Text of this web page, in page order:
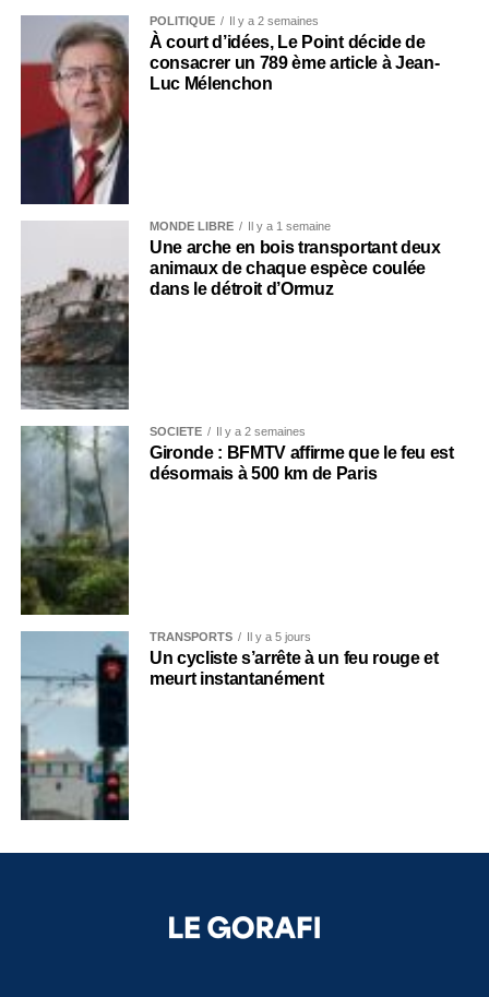
POLITIQUE Il y a 2 semaines
À court d’idées, Le Point décide de
consacrer un 789 ème article à Jean-
Luc Mélenchon
MONDE LIBRE Il y a 1 semaine
Une arche en bois transportant deux
animaux de chaque espèce coulée
dans le détroit d’Ormuz
SOCIÉTÉ Il y a 2 semaines
Gironde : BFMTV affirme que le feu est
désormais à 500 km de Paris
TRANSPORTS Il y a 5 jours
Un cycliste s’arrête à un feu rouge et
meurt instantanément